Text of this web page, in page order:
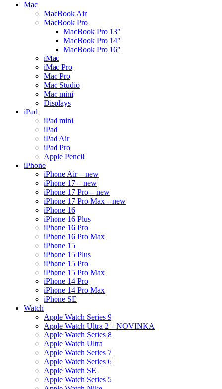
Mac
MacBook Air
MacBook Pro
MacBook Pro 13″
MacBook Pro 14″
MacBook Pro 16″
iMac
iMac Pro
Mac Pro
Mac Studio
Mac mini
Displays
iPad
iPad mini
iPad
iPad Air
iPad Pro
Apple Pencil
iPhone
iPhone Air – new
iPhone 17 – new
iPhone 17 Pro – new
iPhone 17 Pro Max – new
iPhone 16
iPhone 16 Plus
iPhone 16 Pro
iPhone 16 Pro Max
iPhone 15
iPhone 15 Plus
iPhone 15 Pro
iPhone 15 Pro Max
iPhone 14 Pro
iPhone 14 Pro Max
iPhone SE
Watch
Apple Watch Series 9
Apple Watch Ultra 2 – NOVINKA
Apple Watch Series 8
Apple Watch Ultra
Apple Watch Series 7
Apple Watch Series 6
Apple Watch SE
Apple Watch Series 5